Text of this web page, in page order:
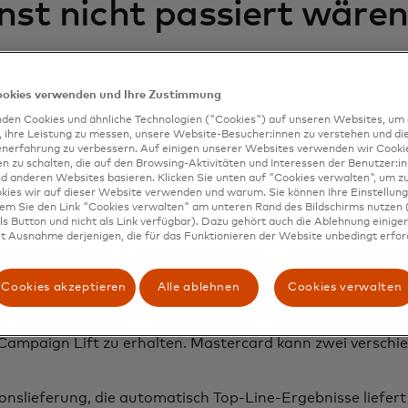
nicht passiert wären
misst die inkrementelle Wirkung der
und Kontrollgebieten sowie vor und nach der
zwischen tatsächlichem und erwartetem Wert
in einem
Bericht zu, um
und über alle exponierten Regionen hinweg
Lift zu erhalten. Mastercard kann zwei
die automatisch Top-Line-Ergebnisse liefert
verwenden und Ihre Zustimmung
Cookies und ähnliche Technologien ("Cookies") auf unseren Websites, um
ihre Leistung zu messen, unsere Website-Besucher:innen zu verstehen und die
zu verbessern. Auf einigen unserer Websites verwenden wir
zu schalten, die auf den Browsing-Aktivitäten und Interessen der
anderen Websites basieren. Klicken Sie unten auf "Cookies verwalten", um
wir auf dieser Website verwenden und warum. Sie können Ihre
Sie den Link "Cookies verwalten" am unteren Rand des Bildschirms nutzen
Button und nicht als Link verfügbar). Dazu gehört auch die Ablehnung
Ausnahme derjenigen, die für das Funktionieren der Website unbedingt
Cookies akzeptieren Alle ablehnen Cookies verwalten